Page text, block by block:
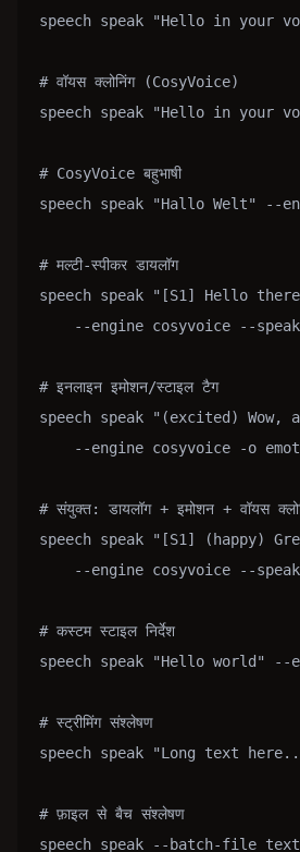
speech speak "Hello in your
# वॉयस क्लोनिंग (CosyVoice)
speech speak "Hello in your
# CosyVoice बहुभाषी
speech speak "Hallo Welt" --
# मल्टी-स्पीकर डायलॉग
speech speak "[S1] Hello
--engine cosyvoice --
# इनलाइन इमोशन/स्टाइल टैग
speech speak "(excited)
--engine cosyvoice -o
# संयुक्त: डायलॉग + इमोशन + वॉयस
speech speak "[S1] (happy)
--engine cosyvoice --
# कस्टम स्टाइल निर्देश
speech speak "Hello world"
# स्ट्रीमिंग संश्लेषण
speech speak "Long text
# फ़ाइल से बैच संश्लेषण
speech speak --batch-file